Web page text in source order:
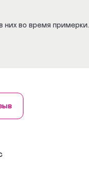
них во время примерки.